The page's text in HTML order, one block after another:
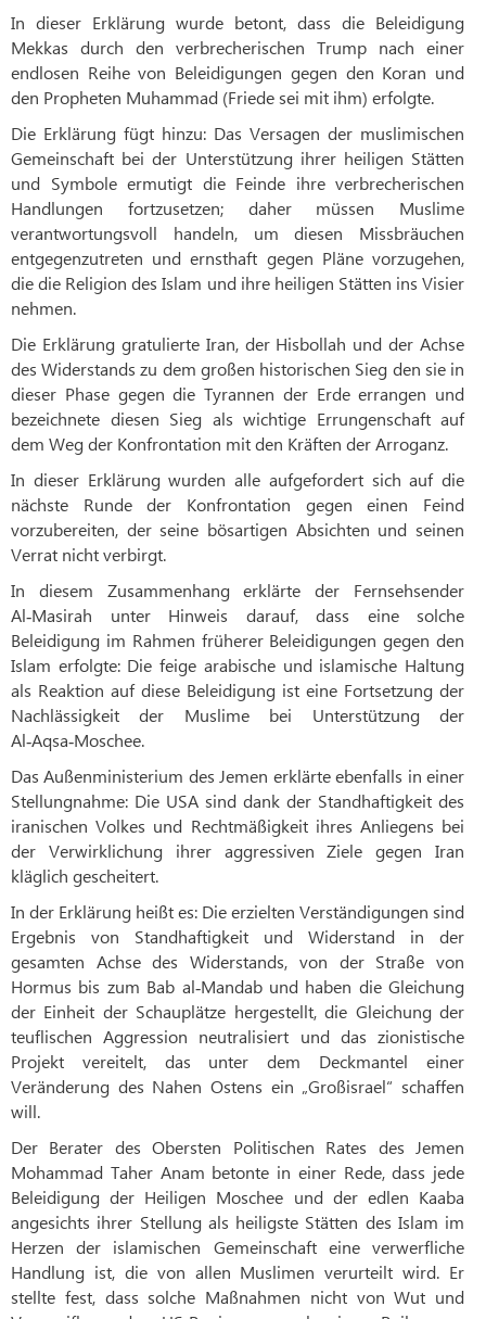
In dieser Erklärung wurde betont, dass die Beleidigung
Mekkas durch den verbrecherischen Trump nach einer
endlosen Reihe von Beleidigungen gegen den Koran und
den Propheten Muhammad (Friede sei mit ihm) erfolgte.
Die Erklärung fügt hinzu: Das Versagen der muslimischen
Gemeinschaft bei der Unterstützung ihrer heiligen Stätten
und Symbole ermutigt die Feinde ihre verbrecherischen
Handlungen fortzusetzen; daher müssen Muslime
verantwortungsvoll handeln, um diesen Missbräuchen
entgegenzutreten und ernsthaft gegen Pläne vorzugehen,
die die Religion des Islam und ihre heiligen Stätten ins Visier
nehmen.
Die Erklärung gratulierte Iran, der Hisbollah und der Achse
des Widerstands zu dem großen historischen Sieg den sie in
dieser Phase gegen die Tyrannen der Erde errangen und
bezeichnete diesen Sieg als wichtige Errungenschaft auf
dem Weg der Konfrontation mit den Kräften der Arroganz.
In dieser Erklärung wurden alle aufgefordert sich auf die
nächste Runde der Konfrontation gegen einen Feind
vorzubereiten, der seine bösartigen Absichten und seinen
Verrat nicht verbirgt.
In diesem Zusammenhang erklärte der Fernsehsender
Al‑Masirah unter Hinweis darauf, dass eine solche
Beleidigung im Rahmen früherer Beleidigungen gegen den
Islam erfolgte: Die feige arabische und islamische Haltung
als Reaktion auf diese Beleidigung ist eine Fortsetzung der
Nachlässigkeit der Muslime bei Unterstützung der
Al‑Aqsa‑Moschee.
Das Außenministerium des Jemen erklärte ebenfalls in einer
Stellungnahme: Die USA sind dank der Standhaftigkeit des
iranischen Volkes und Rechtmäßigkeit ihres Anliegens bei
der Verwirklichung ihrer aggressiven Ziele gegen Iran
kläglich gescheitert.
In der Erklärung heißt es: Die erzielten Verständigungen sind
Ergebnis von Standhaftigkeit und Widerstand in der
gesamten Achse des Widerstands, von der Straße von
Hormus bis zum Bab al‑Mandab und haben die Gleichung
der Einheit der Schauplätze hergestellt, die Gleichung der
teuflischen Aggression neutralisiert und das zionistische
Projekt vereitelt, das unter dem Deckmantel einer
Veränderung des Nahen Ostens ein „Großisrael“ schaffen
will.
Der Berater des Obersten Politischen Rates des Jemen
Mohammad Taher Anam betonte in einer Rede, dass jede
Beleidigung der Heiligen Moschee und der edlen Kaaba
angesichts ihrer Stellung als heiligste Stätten des Islam im
Herzen der islamischen Gemeinschaft eine verwerfliche
Handlung ist, die von allen Muslimen verurteilt wird. Er
stellte fest, dass solche Maßnahmen nicht von Wut und